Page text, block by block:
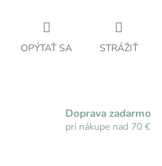
OPÝTAŤ SA STRÁŽIŤ
Doprava zadarmo
pri nákupe nad 70 €